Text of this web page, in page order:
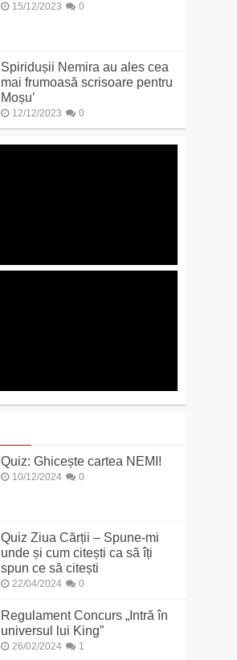
15/12/2023 0
Spiridușii Nemira au ales cea
mai frumoasă scrisoare pentru
Moșu’
12/12/2023 0
Quiz: Ghicește cartea NEMI!
10/12/2024 0
Quiz Ziua Cărții – Spune-mi
unde și cum citești ca să îți
spun ce să citești
22/04/2024 0
Regulament Concurs „Intră în
universul lui King”
26/02/2024 1